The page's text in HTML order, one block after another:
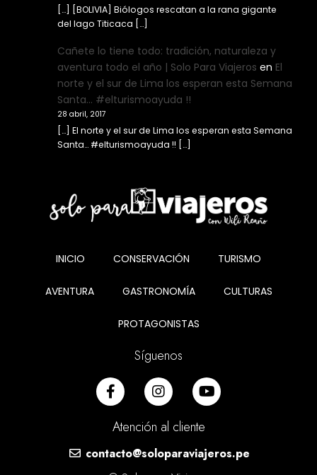
[…] [BOLIVIA] Biólogos rescatan a la rana gigante
del lago Titicaca […]
Cañete lo tiene todo: tradición, naturaleza y
aventura todo el año | Solo Para Viajeros en El
norte y el sur de Lima los esperan esta Semana
Santa… #elturismoayuda !!
28 abril, 2017
[…] El norte y el sur de Lima los esperan esta Semana
Santa… #elturismoayuda !! […]
INICIO CONSERVACIÓN TURISMO
AVENTURA GASTRONOMÍA CULTURAS
PROTAGONISTAS
Síguenos
Atención al cliente
contacto@soloparaviajeros.pe